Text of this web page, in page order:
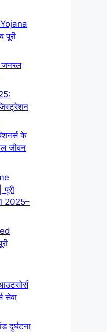
पूरी
जनरल
के
जीवन
2025–
सेवा
दुर्घटना